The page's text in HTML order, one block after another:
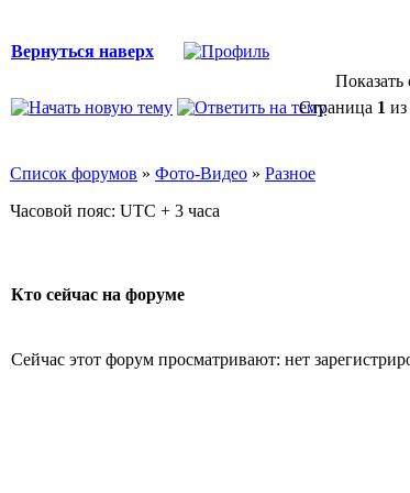
Вернуться наверх
Показать
Страница 1 из
Список форумов » Фото-Видео » Разное
Часовой пояс: UTC + 3 часа
Кто сейчас на форуме
Сейчас этот форум просматривают: нет